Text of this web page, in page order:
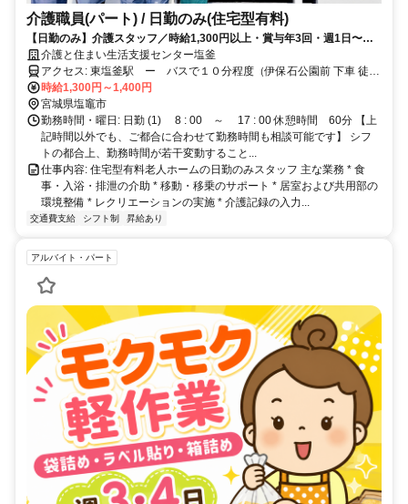
介護職員(パート) / 日勤のみ(住宅型有料)
【日勤のみ】介護スタッフ／時給1,300円以上・賞与年3回・週1日〜勤
務日数相談OK スマホ記録で負担減・有休100％・早遅なし。急な対応
も還元！【ITと仕組みで業務を省力化】 ●記録をIT化で手書き削減＆研修
や会議はオンラインで負担軽減！ ●外食・誕生日・被服費・旅行費など
年間15万円超の福利厚生を別途支給 ●有休消化100％を推進！残業ゼロ
も可 ●最高賞与年5ヶ月分！360度評価制度制●評価次第で賞与増額！頑
張りを正当に給与へ反映 ・仕組みと制度で業務負担の軽減とスタッフ還
元を両立！
介護と住まい生活支援センター塩釜
アクセス: 東塩釜駅 ー バスで１０分程度（伊保石公園前 下車 徒歩
３分） 塩釜駅 ー 車で１０分程度
時給1,300円～1,400円
宮城県塩竈市
勤務時間・曜日: 日勤 (1) 8 : 00 ～ 17 : 00 休憩時間 60分 【上
記時間以外でも、ご都合に合わせて勤務時間も相談可能です】 シフ
トの都合上、勤務時間が若干変動すること...
仕事内容: 住宅型有料老人ホームの日勤のみスタッフ 主な業務 * 食
事・入浴・排泄の介助 * 移動・移乗のサポート * 居室および共用部の
環境整備 * レクリエーションの実施 * 介護記録の入力...
交通費支給 シフト制 昇給あり
アルバイト・パート